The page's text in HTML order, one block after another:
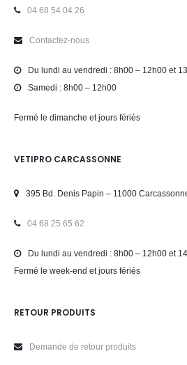
04 68 54 04 26
Contactez-nous
Du lundi au vendredi : 8h00 – 12h00 et
Samedi : 8h00 – 12h00
Fermé le dimanche et jours fériés
VETIPRO CARCASSONNE
395 Bd. Denis Papin – 11000
04 68 25 65 62
Du lundi au vendredi : 8h00 – 12h00 et
Fermé le week-end et jours fériés
RETOUR PRODUITS
Demande de retour produits